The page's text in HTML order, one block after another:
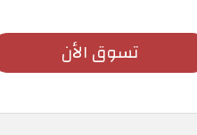
تسوق الأن